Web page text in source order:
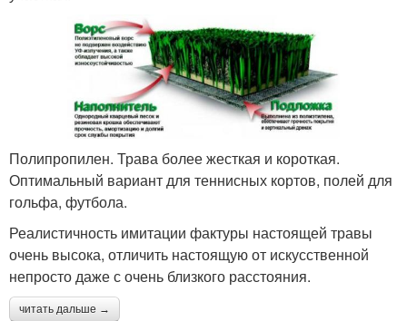
Полипропилен. Трава более жесткая и короткая.
Оптимальный вариант для теннисных кортов, полей для
гольфа, футбола.
Реалистичность имитации фактуры настоящей травы
очень высока, отличить настоящую от искусственной
непросто даже с очень близкого расстояния.
читать дальше →